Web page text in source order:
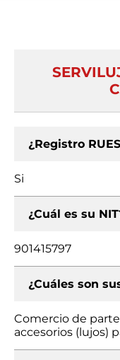
¿Registro
Si
¿Cuál es su
901415797
¿Cuáles son
Comercio de
accesorios (lujos)